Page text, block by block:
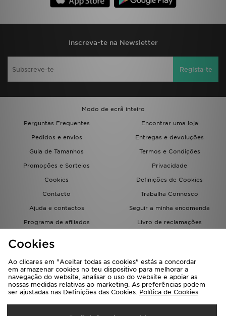
Inscreva-te na Newsletter
Regista-te
Modo de ecrã inteiro
Perguntas Frequentes
Encontrar uma loja
Pedidos e envios
Entregas e devoluções
Guia de Tamanhos
Termos e Condições
Promoções e Sorteios
Privacidade
Cookies
Definições de Cookies
Contacto
Trabalha Connosco
Ajuda e contactos
Seguir a minha encomenda
Programa de afiliados
Livro de reclamações
Seleciona O País
Cookies
Ao clicares em "Aceitar todas as cookies" estás a concordar
em armazenar cookies no teu dispositivo para melhorar a
navegação do website, analisar o uso do website e apoiar as
nossas medidas relativas ao marketing. As preferências podem
ser ajustadas nas Definições das Cookies. Política de Cookies